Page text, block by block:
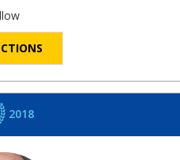
2018